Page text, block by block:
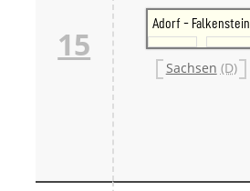
15
Adorf - Falkenstein
Sachsen (D)